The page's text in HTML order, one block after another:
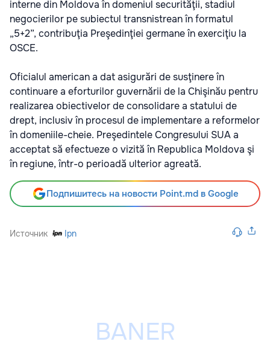
interne din Moldova în domeniul securităţii, stadiul
negocierilor pe subiectul transnistrean în formatul
„5+2”, contribuţia Preşedinţiei germane în exerciţiu la
OSCE.
Oficialul american a dat asigurări de susţinere în
continuare a eforturilor guvernării de la Chişinău pentru
realizarea obiectivelor de consolidare a statului de
drept, inclusiv în procesul de implementare a reformelor
în domeniile-cheie. Preşedintele Congresului SUA a
acceptat să efectueze o vizită în Republica Moldova şi
în regiune, într-o perioadă ulterior agreată.
Подпишитесь на новости Point.md в Google
Источник Ipn